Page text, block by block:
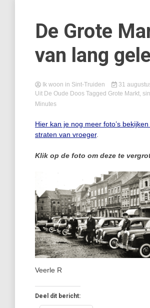
De Grote
van lang
Ik woon in Sint-Truiden 31
Uit De Oude Doos Tagged Grote Markt,
Minutes
Hier kan je nog meer foto’s
straten van vroeger.
Klik op de foto om deze te
Veerle R
Deel dit bericht: